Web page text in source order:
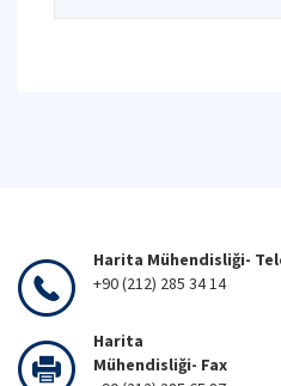
Harita Mühendisliği-
+90 (212) 285 34 14
Harita
Mühendisliği- Fax